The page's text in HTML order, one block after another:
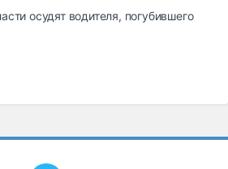
осудят водителя, погубившего